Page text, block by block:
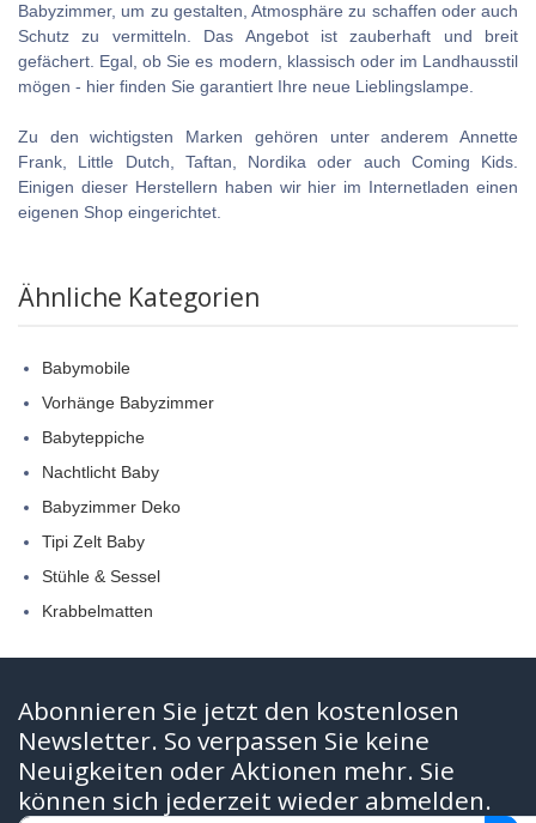
Babyzimmer, um zu gestalten, Atmosphäre zu schaffen oder auch
Schutz zu vermitteln. Das Angebot ist zauberhaft und breit
gefächert. Egal, ob Sie es modern, klassisch oder im Landhausstil
mögen - hier finden Sie garantiert Ihre neue Lieblingslampe.
Zu den wichtigsten Marken gehören unter anderem Annette
Frank, Little Dutch, Taftan, Nordika oder auch Coming Kids.
Einigen dieser Herstellern haben wir hier im Internetladen einen
eigenen Shop eingerichtet.
Ähnliche Kategorien
Babymobile
Vorhänge Babyzimmer
Babyteppiche
Nachtlicht Baby
Babyzimmer Deko
Tipi Zelt Baby
Stühle & Sessel
Krabbelmatten
Abonnieren Sie jetzt den kostenlosen
Newsletter. So verpassen Sie keine
Neuigkeiten oder Aktionen mehr. Sie
können sich jederzeit wieder abmelden.